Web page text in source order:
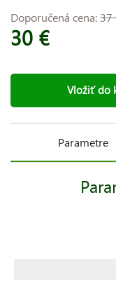
Doporučená cena:37
30 €
Vložiť do
Parametre